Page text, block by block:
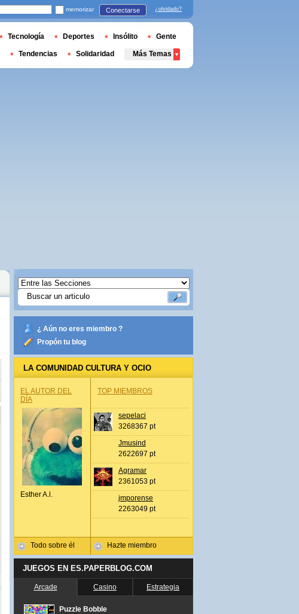
¿ Aún no eres miembro ?
Propón tu blog
LA COMUNIDAD CULTURA Y OCIO
EL AUTOR DEL
DÍA
Esther A.l.
Todo sobre él
TOP MIEMBROS
sepelaci
3268367 pt
Jmusind
2622697 pt
Agramar
2361053 pt
jmporense
2263049 pt
Hazte miembro
JUEGOS EN ES.PAPERBLOG.COM
Arcade Casino Estrategia
Puzzle Bobble
memorizar Conectarse ¿olvidado?
Tecnología Deportes Insólito Gente
Tendencias Solidaridad Más Temas